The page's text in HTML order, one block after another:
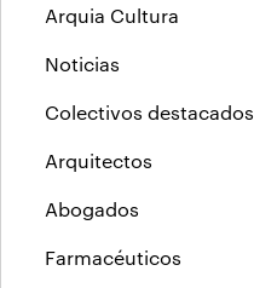
Arquia Cultura
Noticias
Colectivos destacados
Arquitectos
Abogados
Farmacéuticos